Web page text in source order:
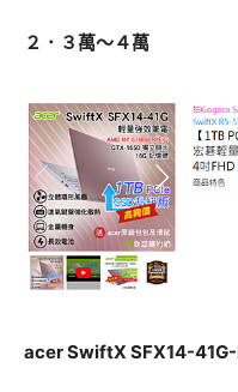
２．３萬～４萬
acer SwiftX SFX14-